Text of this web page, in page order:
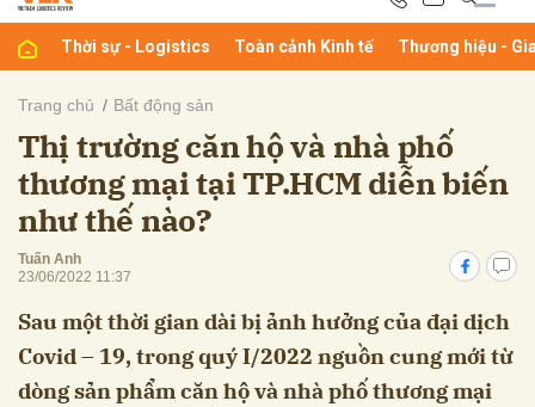
Thời sự - Logistics Toàn cảnh Kinh tế Thương hiệu -
Trang chủ Bất động sản
Thị trường căn hộ và nhà phố
thương mại tại TP.HCM diễn biến
như thế nào?
Tuấn Anh
23/06/2022 11:37
Sau một thời gian dài bị ảnh hưởng của đại dịch
Covid – 19, trong quý I/2022 nguồn cung mới từ
dòng sản phẩm căn hộ và nhà phố thương mại
Hủy